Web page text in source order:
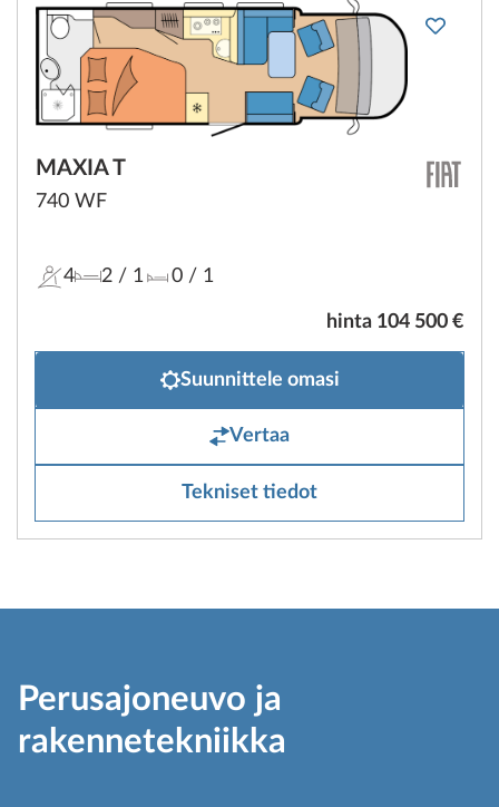
MAXIA T
740 WF
4 2 / 1 0/ 1
hinta 104 500 €
Suunnittele omasi
Vertaa
Tekniset tiedot
Perusajoneuvo ja
rakennetekniikka